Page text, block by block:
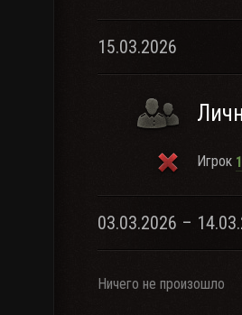
15.03.2026
Игрок
03.03.2026 –
Ничего не произошло